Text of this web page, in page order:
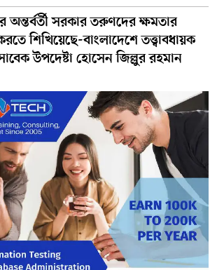
সরকার তরুণদের ক্ষমতার
শিখিয়েছে-বাংলাদেশে তত্ত্বাবধায়ক
উপদেষ্টা হোসেন জিল্লুর রহমান